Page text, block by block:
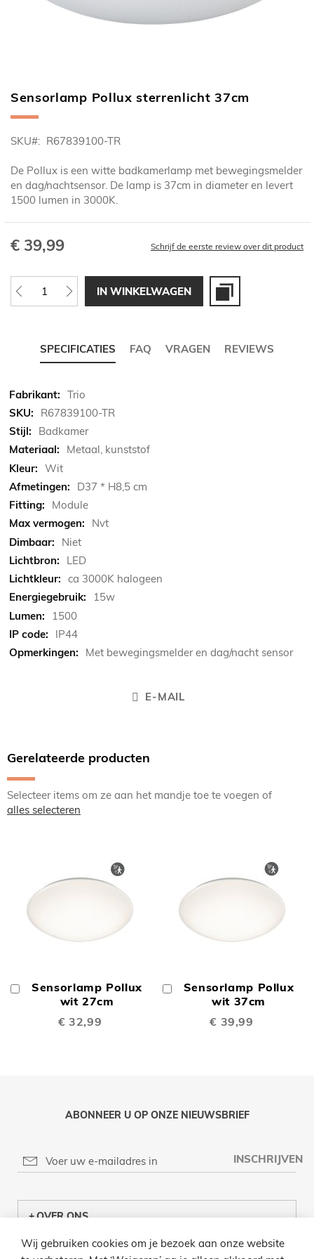
Ga
naar
begin
de
afbeeldingen-
gallerij
Sensorlamp Pollux sterrenlicht 37cm
SKU R67839100-TR
De Pollux is een witte badkamerlamp met bewegingsmelder
en dag/nachtsensor. De lamp is 37cm in diameter en levert
1500 lumen in 3000K.
€ 39,99 Schrijf de eerste review over dit product
IN WINKELWAGEN
SPECIFICATIES FAQ VRAGEN REVIEWS
Meer
informatie
Trio
R67839100-TR
Badkamer
Metaal, kunststof
Wit
D37 * H8,5 cm
Module
Nvt
Niet
LED
ca 3000K halogeen
15w
1500
IP44
Met bewegingsmelder en dag/nacht sensor
E-MAIL
Gerelateerde producten
Selecteer items om ze aan het mandje toe te voegen of
alles selecteren
Sensorlamp Pollux
wit 27cm
€ 32,99
In
Winkelwagen
Sensorlamp Pollux
wit 37cm
€ 39,99
Winkelwagen
ABONNEER U OP ONZE NIEUWSBRIEF
INSCHRIJVEN
OVER ONS
KLANTENCENTRUM
Wij gebruiken cookies om je bezoek aan onze website